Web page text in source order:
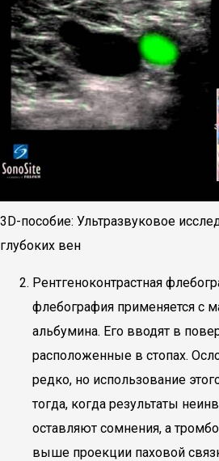
3D-пособие: Ультразвуковое
глубоких вен
Рентгеноконтрастная
флебография применяется с
альбумина. Его вводят в
расположенные в стопах.
редко, но использование
тогда, когда результаты
оставляют сомнения, а
выше проекции паховой